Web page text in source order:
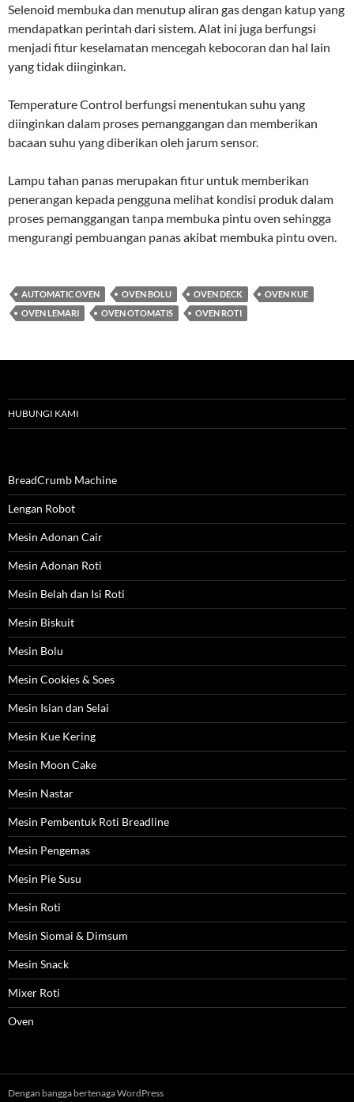
Selenoid membuka dan menutup aliran gas dengan katup yang
mendapatkan perintah dari sistem. Alat ini juga berfungsi
menjadi fitur keselamatan mencegah kebocoran dan hal lain
yang tidak diinginkan.
Temperature Control berfungsi menentukan suhu yang
diinginkan dalam proses pemanggangan dan memberikan
bacaan suhu yang diberikan oleh jarum sensor.
Lampu tahan panas merupakan fitur untuk memberikan
penerangan kepada pengguna melihat kondisi produk dalam
proses pemanggangan tanpa membuka pintu oven sehingga
mengurangi pembuangan panas akibat membuka pintu oven.
AUTOMATIC OVEN OVEN BOLU OVEN DECK
OVEN KUE
OVEN LEMARI
OVEN OTOMATIS OVEN ROTI
HUBUNGI KAMI
BreadCrumb Machine
Lengan Robot
Mesin Adonan Cair
Mesin Adonan Roti
Mesin Belah dan Isi Roti
Mesin Biskuit
Mesin Bolu
Mesin Cookies & Soes
Mesin Isian dan Selai
Mesin Kue Kering
Mesin Moon Cake
Mesin Nastar
Mesin Pembentuk Roti Breadline
Mesin Pengemas
Mesin Pie Susu
Mesin Roti
Mesin Siomai & Dimsum
Mesin Snack
Mixer Roti
Oven
Dengan bangga bertenaga WordPress